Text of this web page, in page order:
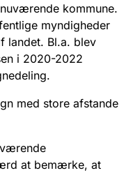
kommune.
myndigheder
landet. Bl.a. blev
i 2020-2022
med store afstande
at bemærke, at